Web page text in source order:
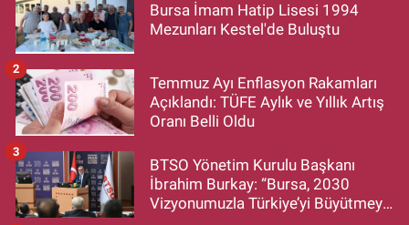
Bursa İmam Hatip Lisesi 1994
Mezunları Kestel'de Buluştu
Temmuz Ayı Enflasyon Rakamları
Açıklandı: TÜFE Aylık ve Yıllık Artış
Oranı Belli Oldu
2
BTSO Yönetim Kurulu Başkanı
İbrahim Burkay: “Bursa, 2030
Vizyonumuzla Türkiye’yi Büyütmeye
3